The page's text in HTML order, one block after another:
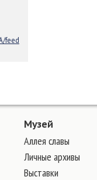
feed
Музей
Аллея славы
Личные архивы
Выставки